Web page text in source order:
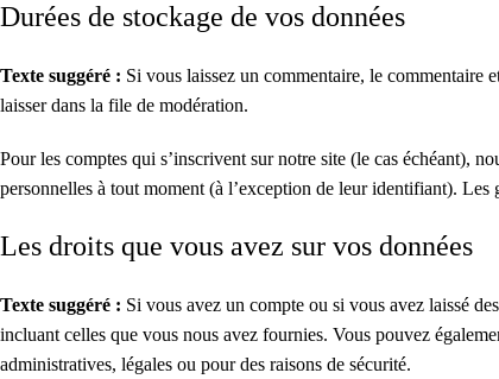
Durées de stockage de vos données
Texte suggéré : Si vous laissez un commentaire, le commentaire
laisser dans la file de modération.
Pour les comptes qui s’inscrivent sur notre site (le cas échéant),
personnelles à tout moment (à l’exception de leur identifiant).
Les droits que vous avez sur vos données
Texte suggéré : Si vous avez un compte ou si vous avez laissé
incluant celles que vous nous avez fournies. Vous pouvez
administratives, légales ou pour des raisons de sécurité.